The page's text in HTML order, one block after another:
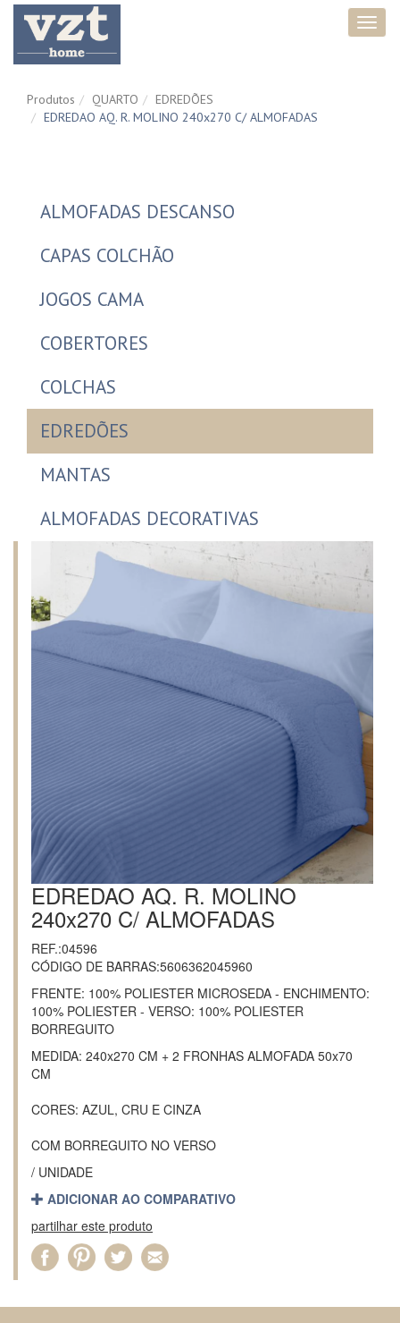
Produtos QUARTO
EDREDÕES
EDREDAO AQ. R. MOLINO 240x270 C/ ALMOFADAS
ALMOFADAS DESCANSO
CAPAS COLCHÃO
JOGOS CAMA
COBERTORES
COLCHAS
EDREDÕES
MANTAS
ALMOFADAS DECORATIVAS
EDREDAO AQ. R. MOLINO
240x270 C/ ALMOFADAS
REF.:04596
CÓDIGO DE BARRAS:5606362045960
FRENTE: 100% POLIESTER MICROSEDA - ENCHIMENTO:
100% POLIESTER - VERSO: 100% POLIESTER
BORREGUITO
MEDIDA: 240x270 CM + 2 FRONHAS ALMOFADA 50x70
CM
CORES: AZUL, CRU E CINZA
COM BORREGUITO NO VERSO
/ UNIDADE
ADICIONAR AO COMPARATIVO
partilhar este produto